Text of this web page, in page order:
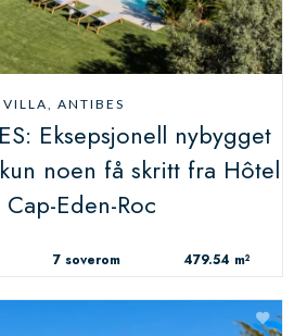
VILLA, ANTIBES
Eksepsjonell nybygget
noen få skritt fra Hôtel
Eden-Roc
7 soverom 479.54 m²